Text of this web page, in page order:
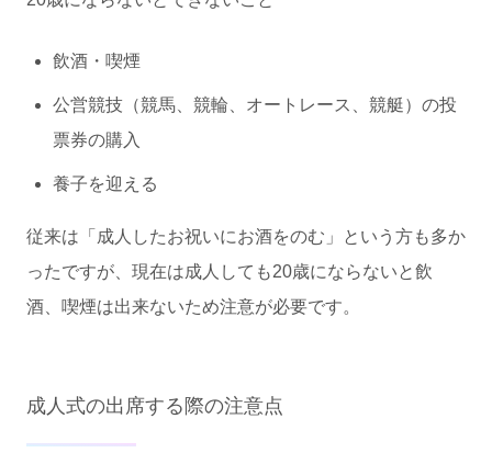
飲酒・喫煙
公営競技（競馬、競輪、オートレース、競艇）の投
票券の購入
養子を迎える
従来は「成人したお祝いにお酒をのむ」という方も多か
ったですが、現在は成人しても20歳にならないと飲
酒、喫煙は出来ないため注意が必要です。
成人式の出席する際の注意点